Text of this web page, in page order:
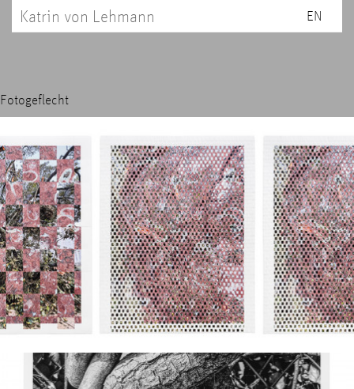
Katrin von Lehmann EN
Fotogeflecht